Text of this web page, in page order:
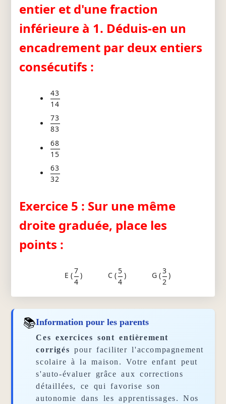
entier et d'une fraction
inférieure à 1. Déduis-en un
encadrement par deux entiers
consécutifs :
43
14
73
83
68
15
63
32
Exercice 5 : Sur une même
droite graduée, place les
points :
E (
7
4
) C (
5
4
) G (
3
2
)
📚Information pour les parents
Ces exercices sont entièrement
corrigés pour faciliter l'accompagnement
scolaire à la maison. Votre enfant peut
s'auto-évaluer grâce aux corrections
détaillées, ce qui favorise son
autonomie dans les apprentissages. Nos